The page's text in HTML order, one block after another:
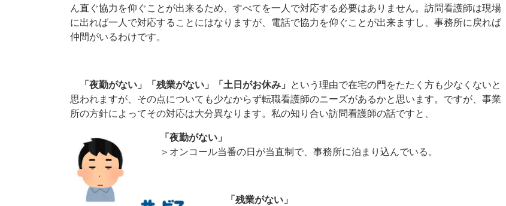
ん直ぐ協力を仰ぐことが出来るため、すべてを一人で対応する必要はありません。訪問看護師は現場
に出れば一人で対応することにはなりますが、電話で協力を仰ぐことが出来ますし、事務所に戻れば
仲間がいるわけです。
「夜勤がない」「残業がない」「土日がお休み」
という理由で在宅の門をたたく方も少なくないと
思われますが、その点についても少なからず転職看護師のニーズがあるかと思います。ですが、事業
所の方針によってその対応は大分異なります。私の知り合い訪問看護師の話ですと、
「夜勤がない」
＞オンコール当番の日が当直制で、事務所に泊まり込んでいる。
「残業がない」